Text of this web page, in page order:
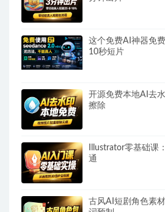
这个免费AI神器免
10秒短片
开源免费本地AI去
擦除
Illustrator零基础课
通
古风AI短剧角色素